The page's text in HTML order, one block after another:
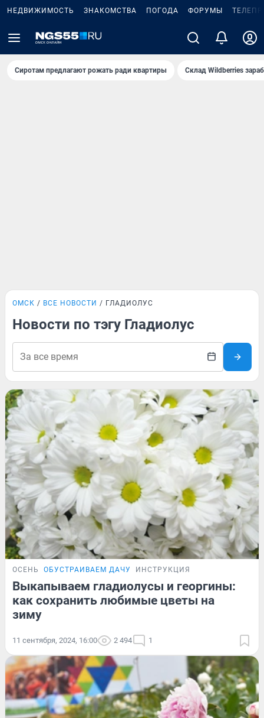
НЕДВИЖИМОСТЬ ЗНАКОМСТВА ПОГОДА ФОРУМЫ
Сиротам предлагают рожать ради квартиры Склад Wildberries
ОМСК ВСЕ НОВОСТИ ГЛАДИОЛУС
Новости по тэгу Гладиолус
ОСЕНЬ ОБУСТРАИВАЕМ ДАЧУ ИНСТРУКЦИЯ
Выкапываем гладиолусы и георгины:
как сохранить любимые цветы на
зиму
11 сентября, 2024, 16:00 2 494 1